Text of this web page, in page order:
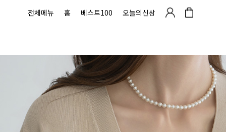
전체메뉴 홈 베스트100 오늘의신상